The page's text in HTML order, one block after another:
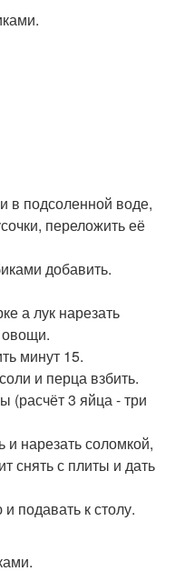
в подсоленной воде,
переложить её
добавить.
а лук нарезать
овощи.
минут 15.
и перца взбить.
(расчёт 3 яйца - три
и нарезать соломкой,
снять с плиты и дать
подавать к столу.